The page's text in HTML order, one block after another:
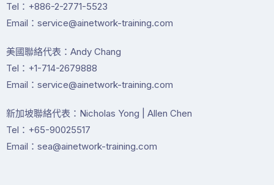
Tel：+886-2-2771-5523
Email：service@ainetwork-training.com
美國聯絡代表：Andy Chang
Tel：+1-714-2679888
Email：service@ainetwork-training.com
新加坡聯絡代表：Nicholas Yong | Allen Chen
Tel：+65-90025517
Email：sea@ainetwork-training.com